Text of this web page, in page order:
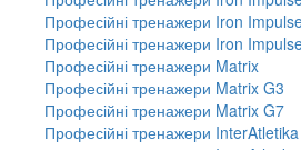
Професійні тренажери Iron
Професійні тренажери Iron
Професійні тренажери Matrix
Професійні тренажери Matrix G3
Професійні тренажери Matrix G7
Професійні тренажери InterAtletika